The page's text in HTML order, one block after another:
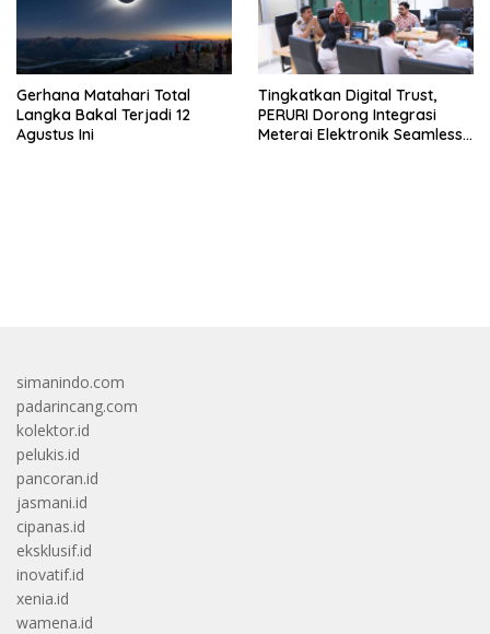
Gerhana Matahari Total
Langka Bakal Terjadi 12
Agustus Ini
Tingkatkan Digital Trust,
PERURI Dorong Integrasi
Meterai Elektronik Seamless
simanindo.com
padarincang.com
kolektor.id
pelukis.id
pancoran.id
jasmani.id
cipanas.id
eksklusif.id
inovatif.id
xenia.id
wamena.id